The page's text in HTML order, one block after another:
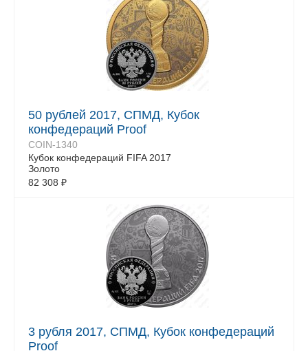
50 рублей 2017, СПМД, Кубок
конфедераций Proof
COIN-1340
Кубок конфедераций FIFA 2017
Золото
82 308 ₽
3 рубля 2017, СПМД, Кубок конфедераций
Proof